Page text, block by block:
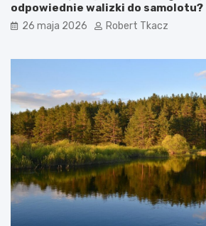
k
n
r
g
e
n
e
r
a
c
j
ę
i
o
l
e
i
y
?
P
o
r
a
d
n
i
k
d
odpowiednie walizki do samolotu?
26 maja 2026 Robert Tkacz